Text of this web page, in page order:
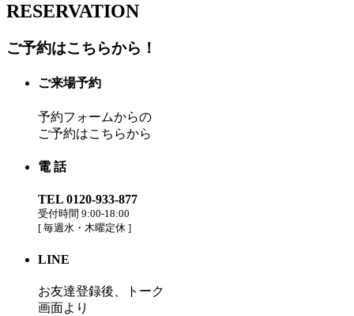
RESERVATION
ご予約はこちらから！
ご来場予約
予約フォームからの
ご予約はこちらから
電 話
TEL 0120-933-877
受付時間 9:00-18:00
[ 毎週水・木曜定休 ]
LINE
お友達登録後、トーク
画面より